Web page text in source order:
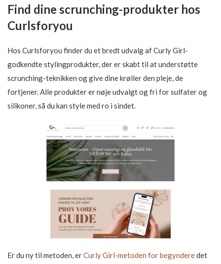
Find dine scrunching-produkter hos
Curlsforyou
Hos Curlsforyou finder du et bredt udvalg af Curly Girl-
godkendte stylingprodukter, der er skabt til at understøtte
scrunching-teknikken og give dine krøller den pleje, de
fortjener. Alle produkter er nøje udvalgt og fri for sulfater og
silikoner, så du kan style med ro i sindet.
Er du ny til metoden, erCurly Girl-metoden for begynderedet